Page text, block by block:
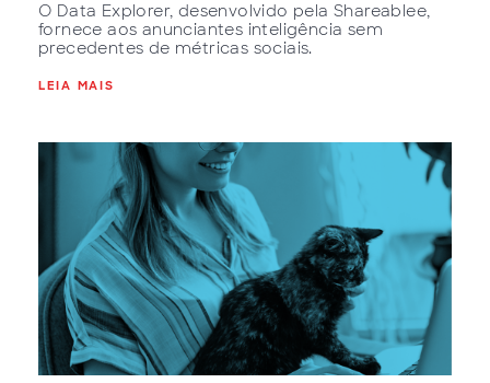
O Data Explorer, desenvolvido pela Shareablee,
fornece aos anunciantes inteligência sem
precedentes de métricas sociais.
LEIA MAIS